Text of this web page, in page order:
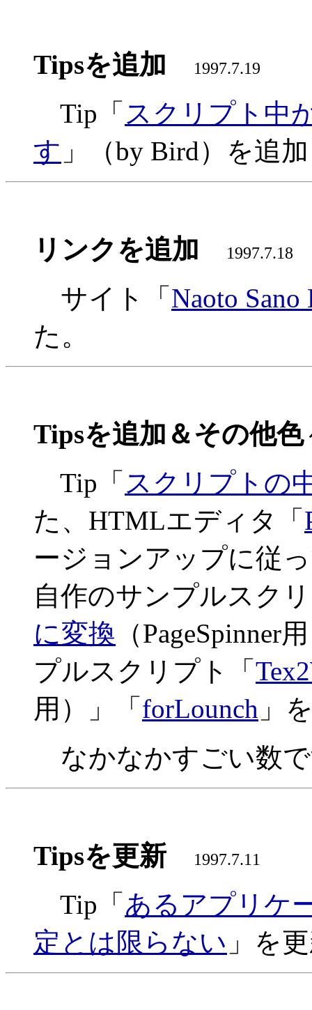
Tipsを追加 1997.7.19
Tip「 スクリプト中
す 」（by Bird）を追
リンクを追加 1997.7.18
サイト「 Naoto Sano
た。
Tipsを追加＆その他色
Tip「 スクリプトの
た、HTMLエディタ「
ージョンアップに従
自作のサンプルスク
に変換 （PageSpinner
プルスクリプト「
用）」「 forLounch 」
なかなかすごい数
Tipsを更新 1997.7.11
Tip「 あるアプリケ
定とは限らない 」を